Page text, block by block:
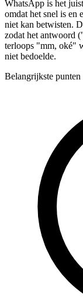
WhatsApp is het
omdat het snel is en
niet kan betwisten.
zodat het antwoord
terloops "mm, oké"
niet bedoelde.
Belangrijkste punten